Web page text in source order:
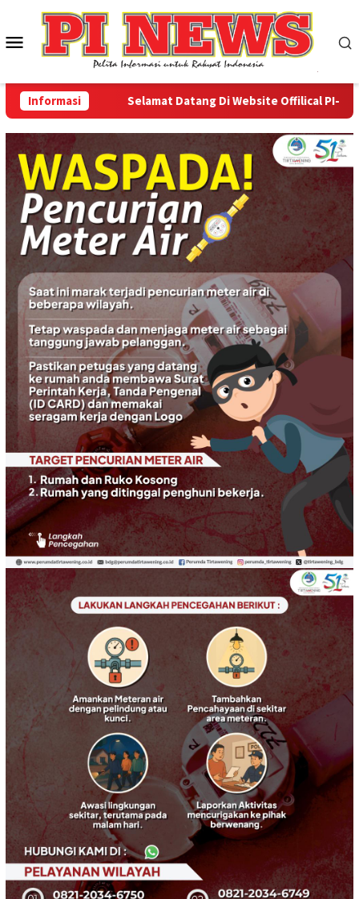
konten
Menu
Mobile
Informasi Selamat Datang Di Website Offilical PI-